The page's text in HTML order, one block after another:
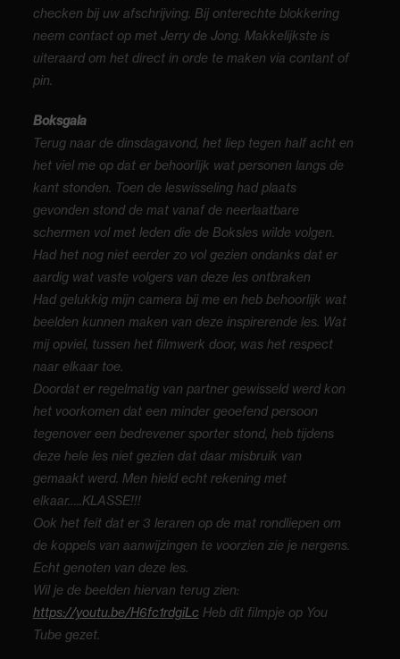
checken bij uw afschrijving. Bij onterechte blokkering
neem contact op met Jerry de Jong. Makkelijkste is
uiteraard om het direct in orde te maken via contant of
pin.
Boksgala
Terug naar de dinsdagavond, het liep tegen half acht en
het viel me op dat er behoorlijk wat personen langs de
kant stonden. Toen de leswisseling had plaats
gevonden stond de mat vanaf de neerlaatbare
schermen vol met leden die de Boksles wilde volgen.
Had het nog niet eerder zo vol gezien ondanks dat er
aardig wat vaste volgers van deze les ontbraken
Had gelukkig mijn camera bij me en heb behoorlijk wat
beelden kunnen maken van deze inspirerende les. Wat
mij opviel, tussen het filmwerk door, was het respect
naar elkaar toe.
Doordat er regelmatig van partner gewisseld werd kon
het voorkomen dat een minder geoefend persoon
tegenover een bedrevener sporter stond, heb tijdens
deze hele les niet gezien dat daar misbruik van
gemaakt werd. Men hield echt rekening met
elkaar…..KLASSE!!!
Ook het feit dat er 3 leraren op de mat rondliepen om
de koppels van aanwijzingen te voorzien zie je nergens.
Echt genoten van deze les.
Wil je de beelden hiervan terug zien:
https://youtu.be/H6fc1rdgiLc Heb dit filmpje op You
Tube gezet.